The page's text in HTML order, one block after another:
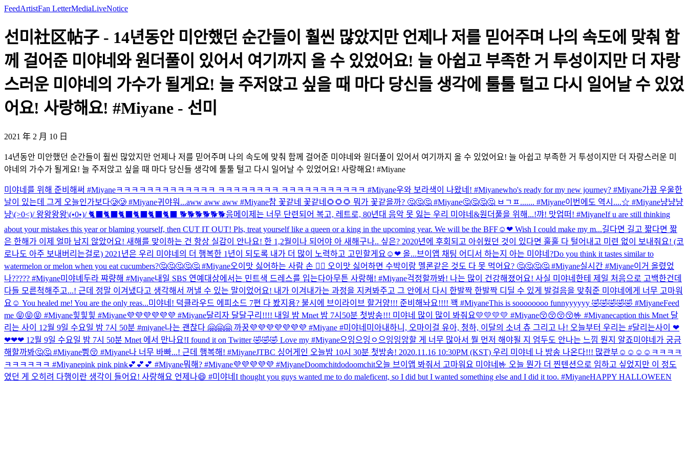
FeedArtistFan LetterMediaLiveNotice
선미社区帖子 - 14년동안 미안했던 순간들이 훨씬 많았지만 언제나 저를 믿어주며 나의 속도에 맞춰 함
께 걸어준 미야네와 원더풀이 있어서 여기까지 올 수 있었어요! 늘 아쉽고 부족한 거 투성이지만 더 자랑
스러운 미야네의 가수가 될게요! 늘 주저앉고 싶을 때 마다 당신들 생각에 툴툴 털고 다시 일어날 수 있었
어요! 사랑해요! #Miyane - 선미
2021 年 2 月 10 日
14년동안 미안했던 순간들이 훨씬 많았지만 언제나 저를 믿어주며 나의 속도에 맞춰 함께 걸어준 미야네와 원더풀이 있어서 여기까지 올 수 있었어요! 늘 아쉽고 부족한 거 투성이지만 더 자랑스러운 미
야네의 가수가 될게요! 늘 주저앉고 싶을 때 마다 당신들 생각에 툴툴 털고 다시 일어날 수 있었어요! 사랑해요! #Miyane
미야네를 위해 준비해써 #Miyaneㅋㅋㅋㅋㅋㅋㅋㅋㅋㅋㅋㅋㅋ ㅋㅋㅋㅋㅋㅋㅋㅋ ㅋㅋㅋㅋㅋㅋㅋㅋㅋㅋㅋ #Miyane우와 보라색이 나왔네! #Miyanewho's ready for my new journey? #Miyane가끔 우울한
날이 있는데 그게 오늘인가보다🥲🥲 #Miyane귀야워...aww aww aww #Miyane참 꽃같네 꽃같네🌻🌻🌻 뭐가 꽃같을까? 🤔🤔🤔 #Miyane🤔🤔🤔🤔 ㅂㄱㅍ....... #Miyane이번에도 역시....☆ #Miyane냥냥냥
냥\(>0<)/ 왕왕왕왕\(•0•)/ 🐈‍⬛🐈‍⬛🐈‍⬛🐈‍⬛🐈‍⬛🐈‍⬛ 🐕🐕🐕🐕🐕🐕음메 이제는 너무 단련되어 복고, 레트로, 80년대 음악 못 잃는 우리 미야네&원더풀을 위해...!꺄! 맛업떠! #MiyaneIf u are still thinking
about your mistakes this year or blaming yourself, then CUT IT OUT! Pls, treat yourself like a queen or a king in the upcoming year. We will be the BFF☺❤ Wish I could make my m...길다면 길고 짧다면 짧
은 한해가 이제 얼마 남지 않았어요! 새해를 맞이하는 건 항상 실감이 안나요! 한 1,2월이나 되어야 아 새해구나.. 싶은? 2020년에 후회되고 아쉬웠던 것이 있다면 훌훌 다 털어내고 미련 없이 보내줘요! (코
로나도 아주 보내버리는걸로) 2021년은 우리 미야네의 더 행복한 1년이 되도록 내가 더 많이 노력하고 고민할게요☺❤ 올...브이앱 채팅 어디서 하는지 아는 미야네?Do you think it tastes similar to
watermelon or melon when you eat cucumbers?🤔🤔🤔🤔🤔 #Miyane오이맛 싫어하는 사람 손 🙋‍♀️ 오이맛 싫어하면 수박이랑 멜론같은 것도 다 못 먹어요? 🤔🤔🤔🤔 #Miyane실시간 #Miyane이거 올렸었
나????? #Miyane미야녜두라 쨔량해 #Miyane내일 SBS 연예대상에서는 민트색 드레스를 입는다아무튼 사랑해! #Miyane걱정할까봐! 나는 많이 건강해졌어요! 사실 미야네한테 제일 처음으로 고백한건데
다들 모른척해주고...! 근데 정말 이겨냈다고 생각해서 꺼낼 수 있는 말이었어요! 내가 이겨내가는 과정을 지켜봐주고 그 안에서 다시 한발짝 한발짝 디딜 수 있게 발걸음을 맞춰준 미야네에게 너무 고마워
요☺ You healed me! You are the only reas...미야네! 덕클라우드 에피소드 7편 다 봤지용? 불시에 브이라이브 할거양!!! 준비해놔요!!!! 꽥 #MiyaneThis is soooooooo funnyyyyyy 🤣🤣🤣🤣🤣 #MiyaneFeed
me 😝😝😝 #Miyane힣힣힣 #Miyane💜💜💜💜💜💜 #Miyane달리자 달달구리!!!! 내일 밤 Mnet 밤 7시50분 첫방송!!! 미야네 많이 많이 봐줘요💛💛💛💛 #Miyane😚😚😚😚🤟 #Miyanecaption this Mnet 달
리는 사이 12월 9일 수요일 밤 7시 50분 #miyane나는 괜찮다 🤗🤗🤗 까꿍💜💜💜💜💜💜💜 #Miyane #미야네미아내하니, 오마이걸 유아, 청하, 이달의 소녀 츄 그리고 나! 오늘부터 우리는 #달리는사이 ❤
❤❤❤ 12월 9일 수요일 밤 7시 50분 Mnet 에서 만나요!I found it on Twitter 🤣🤣🤣 Love my #Miyane으잉으잉ㅇ으잉잉앙할 게 너무 많아서 뭘 먼저 해야될 지 엄두도 안나는 느낌 뭔지 알죠미야네가 궁금
해할까봐🤔🤔 #Miyane삉😚 #Miyane나 너무 바빠...! 근데 행복해! #MiyaneJTBC 싱어게인 오늘밤 10시 30분 첫방송! 2020.11.16 10:30PM (KST) 우리 미야네 나 방송 나온다!!! 많관부☺☺☺☺ ㅋㅋㅋㅋ
ㅋㅋㅋㅋㅋㅋ #Miyanepink pink pink💕💕💕 #Miyane뭐해? #Miyane💜💜💜💜💜 #MiyaneDoomchitdodoomchit오늘 브이앱 봐줘서 고마워요 미야네🤟 오늘 뭔가 더 찐텐션으로 임하고 싶었지만 이 정도
였던 게 오히려 다행이란 생각이 들어요! 사랑해요 언제나😄 #미야네 I thought you guys wanted me to do maleficent, so I did but I wanted something else and I did it too. #MiyaneHAPPY HALLOWEEN